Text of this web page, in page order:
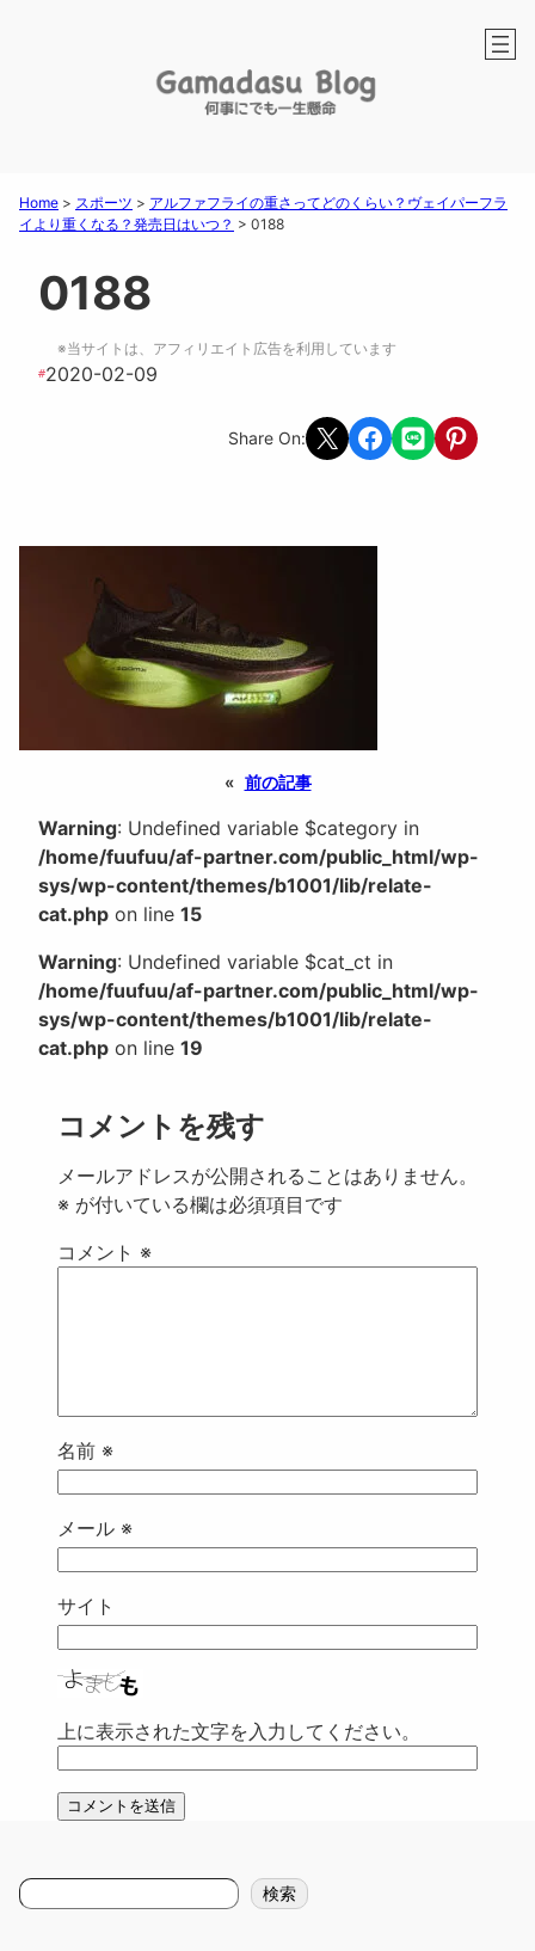
Home > スポーツ > アルファフライの重さってどのくらい？ヴェイパーフラ
イより重くなる？発売日はいつ？ > 0188
0188
※当サイトは、アフィリエイト広告を利用しています
#2020-02-09
Share On: Share on X Share on Facebook
Share on LINEShare on
« 前の記事
Warning: Undefined variable $category in
/home/fuufuu/af-partner.com/public_html/wp-
sys/wp-content/themes/b1001/lib/relate-
cat.php on line 15
Warning: Undefined variable $cat_ct in
/home/fuufuu/af-partner.com/public_html/wp-
sys/wp-content/themes/b1001/lib/relate-
cat.php on line 19
コメントを残す
メールアドレスが公開されることはありません。
※ が付いている欄は必須項目です
コメント ※
名前 ※
メール ※
サイト
上に表示された文字を入力してください。
検
索
検索